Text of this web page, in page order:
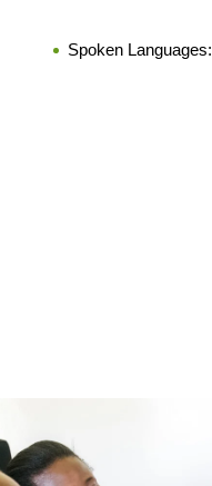
Spoken Languages: